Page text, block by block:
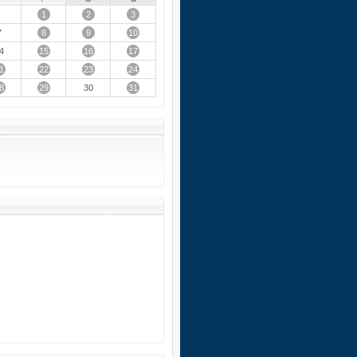
1
2
3
8 9
10
15 16
17
22 23
24
29 30 31